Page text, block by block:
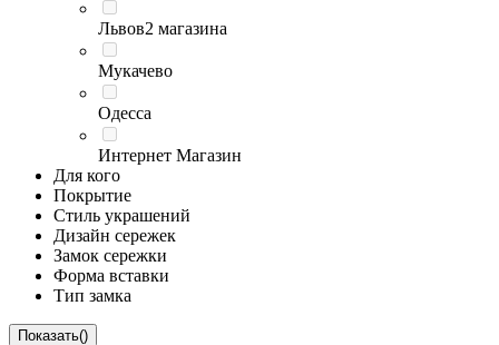
Львов2 магазина
Мукачево
Одесса
Интернет Магазин
Для кого
Покрытие
Стиль украшений
Дизайн сережек
Замок сережки
Форма вставки
Тип замка
Показать()